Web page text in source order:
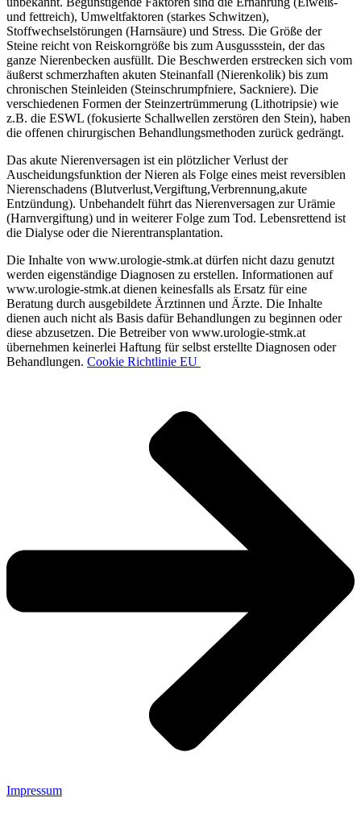
und fettreich), Umweltfaktoren (starkes Schwitzen),
Stoffwechselstörungen (Harnsäure) und Stress. Die Größe der
Steine reicht von Reiskorngröße bis zum Ausgussstein, der das
ganze Nierenbecken ausfüllt. Die Beschwerden erstrecken sich vom
äußerst schmerzhaften akuten Steinanfall (Nierenkolik) bis zum
chronischen Steinleiden (Steinschrumpfniere, Sackniere). Die
verschiedenen Formen der Steinzertrümmerung (Lithotripsie) wie
z.B. die ESWL (fokusierte Schallwellen zerstören den Stein), haben
die offenen chirurgischen Behandlungsmethoden zurück gedrängt.
Das akute Nierenversagen ist ein plötzlicher Verlust der
Auscheidungsfunktion der Nieren als Folge eines meist reversiblen
Nierenschadens (Blutverlust,Vergiftung,Verbrennung,akute
Entzündung). Unbehandelt führt das Nierenversagen zur Urämie
(Harnvergiftung) und in weiterer Folge zum Tod. Lebensrettend ist
die Dialyse oder die Nierentransplantation.
Die Inhalte von www.urologie-stmk.at dürfen nicht dazu genutzt
werden eigenständige Diagnosen zu erstellen. Informationen auf
www.urologie-stmk.at dienen keinesfalls als Ersatz für eine
Beratung durch ausgebildete Ärztinnen und Ärzte. Die Inhalte
dienen auch nicht als Basis dafür Behandlungen zu beginnen oder
diese abzusetzen. Die Betreiber von www.urologie-stmk.at
übernehmen keinerlei Haftung für selbst erstellte Diagnosen oder
Behandlungen. Cookie Richtlinie EU
Impressum